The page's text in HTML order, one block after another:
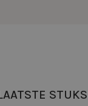
STUKS